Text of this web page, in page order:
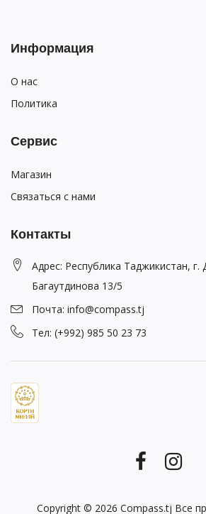
Информация
О нас
Политика
Сервис
Магазин
Связаться с нами
Контакты
Адрес: Республика Таджикистан, г.
Багаутдинова 13/5
Почта: info@compass.tj
Тел: (+992) 985 50 23 73
Copyright © 2026 Compass.tj Все